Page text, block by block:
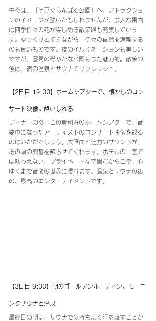
午後は、「伊豆ぐらんぱる公園」へ。アトラクショ
ンのイメージが強いかもしれませんが、広大な園内
は四季折々の花が楽しめる散策路も充実していま
す。ゆっくりと歩きながら、伊豆の自然を満喫する
のも良いものです。夜のイルミネーションも美しい
ですが、昼間の穏やかな公園もまた魅力的。散策の
後は、宿の温泉とサウナでリフレッシュ。
【2日目 19:00】ホームシアターで、懐かしのコン
サート映像に酔いしれる
ディナーの後、この貸別荘のホームシアターで、昔
夢中になったアーティストのコンサート映像を観る
のはいかがでしょう。大画面と迫力のサウンドが、
あの頃の興奮を蘇らせてくれます。ホテルの一室で
は味わえない、プライベートな空間だからこそ、心
ゆくまで音楽の世界に浸れます。温泉とサウナの後
の、最高のエンターテイメントです。
【3日目 9:00】朝のゴールデンルーティン。モーニ
ングサウナと温泉
最終日の朝は、サウナで気持ちよく汗を流すことか